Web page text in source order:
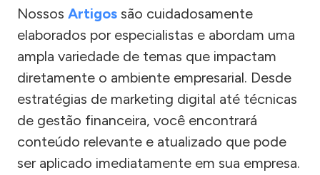
Nossos Artigos são cuidadosamente
elaborados por especialistas e abordam uma
ampla variedade de temas que impactam
diretamente o ambiente empresarial. Desde
estratégias de marketing digital até técnicas
de gestão financeira, você encontrará
conteúdo relevante e atualizado que pode
ser aplicado imediatamente em sua empresa.